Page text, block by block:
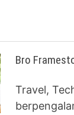
Bro
Travel,